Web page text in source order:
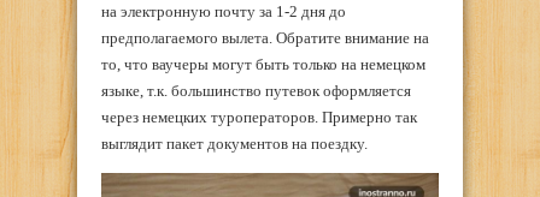
на электронную почту за 1-2 дня до
предполагаемого вылета. Обратите внимание на
то, что ваучеры могут быть только на немецком
языке, т.к. большинство путевок оформляется
через немецких туроператоров. Примерно так
выглядит пакет документов на поездку.